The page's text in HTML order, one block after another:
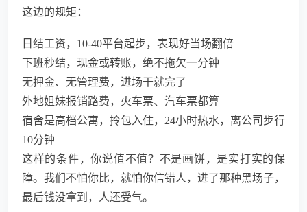
这边的规矩：
日结工资，10-40平台起步，表现好当场翻倍
下班秒结，现金或转账，绝不拖欠一分钟
无押金、无管理费，进场干就完了
外地姐妹报销路费，火车票、汽车票都算
宿舍是高档公寓，拎包入住，24小时热水，离公司步行
10分钟
这样的条件，你说值不值？不是画饼，是实打实的保
障。我们不怕你比，就怕你信错人，进了那种黑场子，
最后钱没拿到，人还受气。